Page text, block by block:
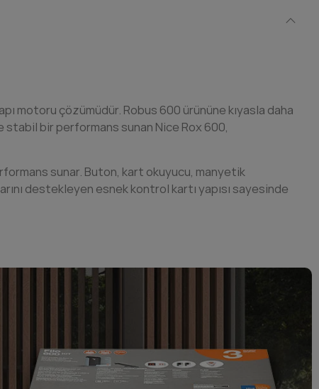
motoru çözümüdür. Robus 600 ürününe kıyasla daha
bir performans sunan Nice Rox 600,
sunar. Buton, kart okuyucu, manyetik
destekleyen esnek kontrol kartı yapısı sayesinde